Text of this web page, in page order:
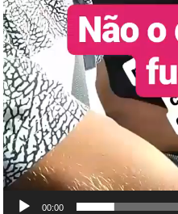
00:00